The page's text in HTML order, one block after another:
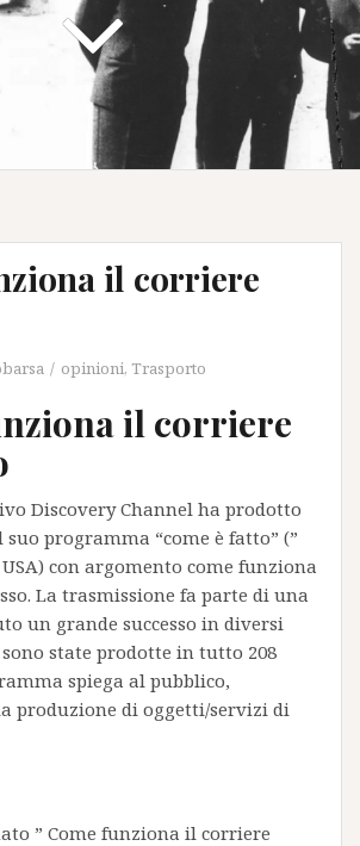
il corriere
opinioni, Trasporto
il corriere
Discovery Channel ha prodotto
programma “come è fatto” (”
USA) con argomento come funziona
La trasmissione fa parte di una
un grande successo in diversi
sono state prodotte in tutto 208
spiega al pubblico,
produzione di oggetti/servizi di
” Come funziona il corriere